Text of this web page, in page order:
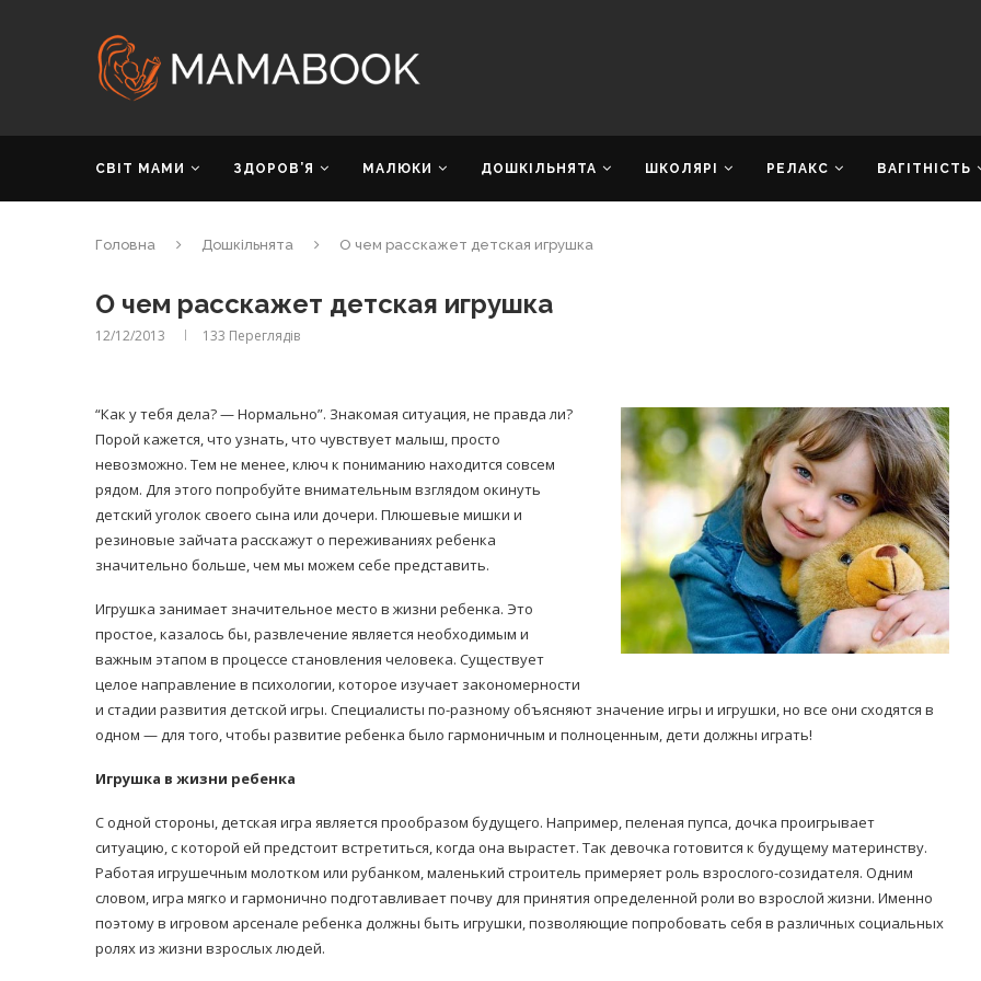
СВІТ МАМИ ЗДОРОВ’Я МАЛЮКИ ДОШКІЛЬНЯТА ШКОЛЯРІ РЕЛАКС ВАГІТНІСТЬ
Головна Дошкільнята О чем расскажет детская игрушка
О чем расскажет детская игрушка
12/12/2013 133 Переглядів
“Как у тебя дела? — Нормально”. Знакомая ситуация, не правда ли?
Порой кажется, что узнать, что чувствует малыш, просто
невозможно. Тем не менее, ключ к пониманию находится совсем
рядом. Для этого попробуйте внимательным взглядом окинуть
детский уголок своего сына или дочери. Плюшевые мишки и
резиновые зайчата расскажут о переживаниях ребенка
значительно больше, чем мы можем себе представить.
Игрушка занимает значительное место в жизни ребенка. Это
простое, казалось бы, развлечение является необходимым и
важным этапом в процессе становления человека. Существует
целое направление в психологии, которое изучает закономерности
и стадии развития детской игры. Специалисты по-разному объясняют значение игры и игрушки, но все они сходятся в
одном — для того, чтобы развитие ребенка было гармоничным и полноценным, дети должны играть!
Игрушка в жизни ребенка
С одной стороны, детская игра является прообразом будущего. Например, пеленая пупса, дочка проигрывает
ситуацию, с которой ей предстоит встретиться, когда она вырастет. Так девочка готовится к будущему материнству.
Работая игрушечным молотком или рубанком, маленький строитель примеряет роль взрослого-созидателя. Одним
словом, игра мягко и гармонично подготавливает почву для принятия определенной роли во взрослой жизни. Именно
поэтому в игровом арсенале ребенка должны быть игрушки, позволяющие попробовать себя в различных социальных
ролях из жизни взрослых людей.
никакого кипятка
30/Січ/2021
Лікарі назвали симптоми
коронавірусу в дітей
14/Бер/2020
Моро, который без...